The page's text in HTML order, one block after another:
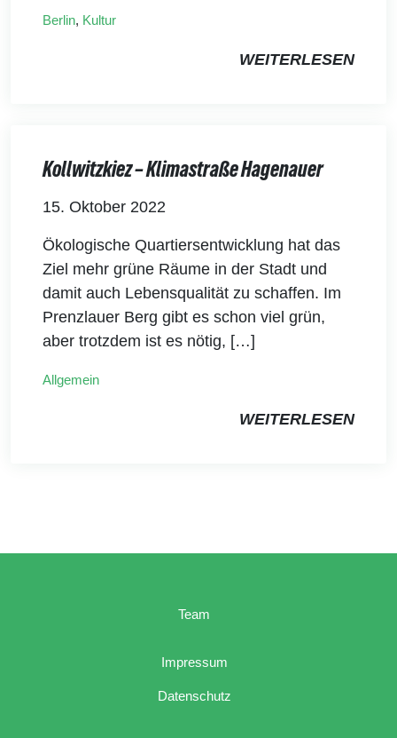
Berlin, Kultur
WEITERLESEN
Kollwitzkiez – Klimastraße Hagenauer
15. Oktober 2022
Ökologische Quartiersentwicklung hat das
Ziel mehr grüne Räume in der Stadt und
damit auch Lebensqualität zu schaffen. Im
Prenzlauer Berg gibt es schon viel grün,
aber trotzdem ist es nötig, […]
Allgemein
WEITERLESEN
Team
Impressum
Datenschutz